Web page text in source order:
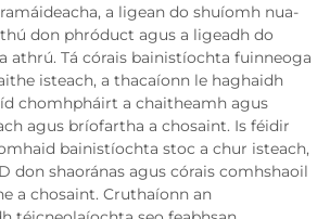
a ligean do shuíomh nua-
don phróduct agus a ligeadh do
athrú. Tá córais bainistíochta fuinneoga
isteach, a thacaíonn le haghaidh
chomhpháirt a chaitheamh agus
agus bríofartha a chosaint. Is féidir
bainistíochta stoc a chur isteach,
don shaoránas agus córais comhshaoil
a chosaint. Cruthaíonn an